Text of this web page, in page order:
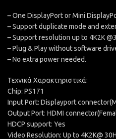
– One DisplayPort or Mini
– Support duplicate mode and
– Support resolution up to 4K2K
– Plug & Play without software
– No extra power needed.
Τεχνικά Χαρακτηριστικά:
Chip: PS171
Input Port: Displayport
Output Port: HDMI
HDCP support: Yes
Video Resolution: Up to 4K2K@